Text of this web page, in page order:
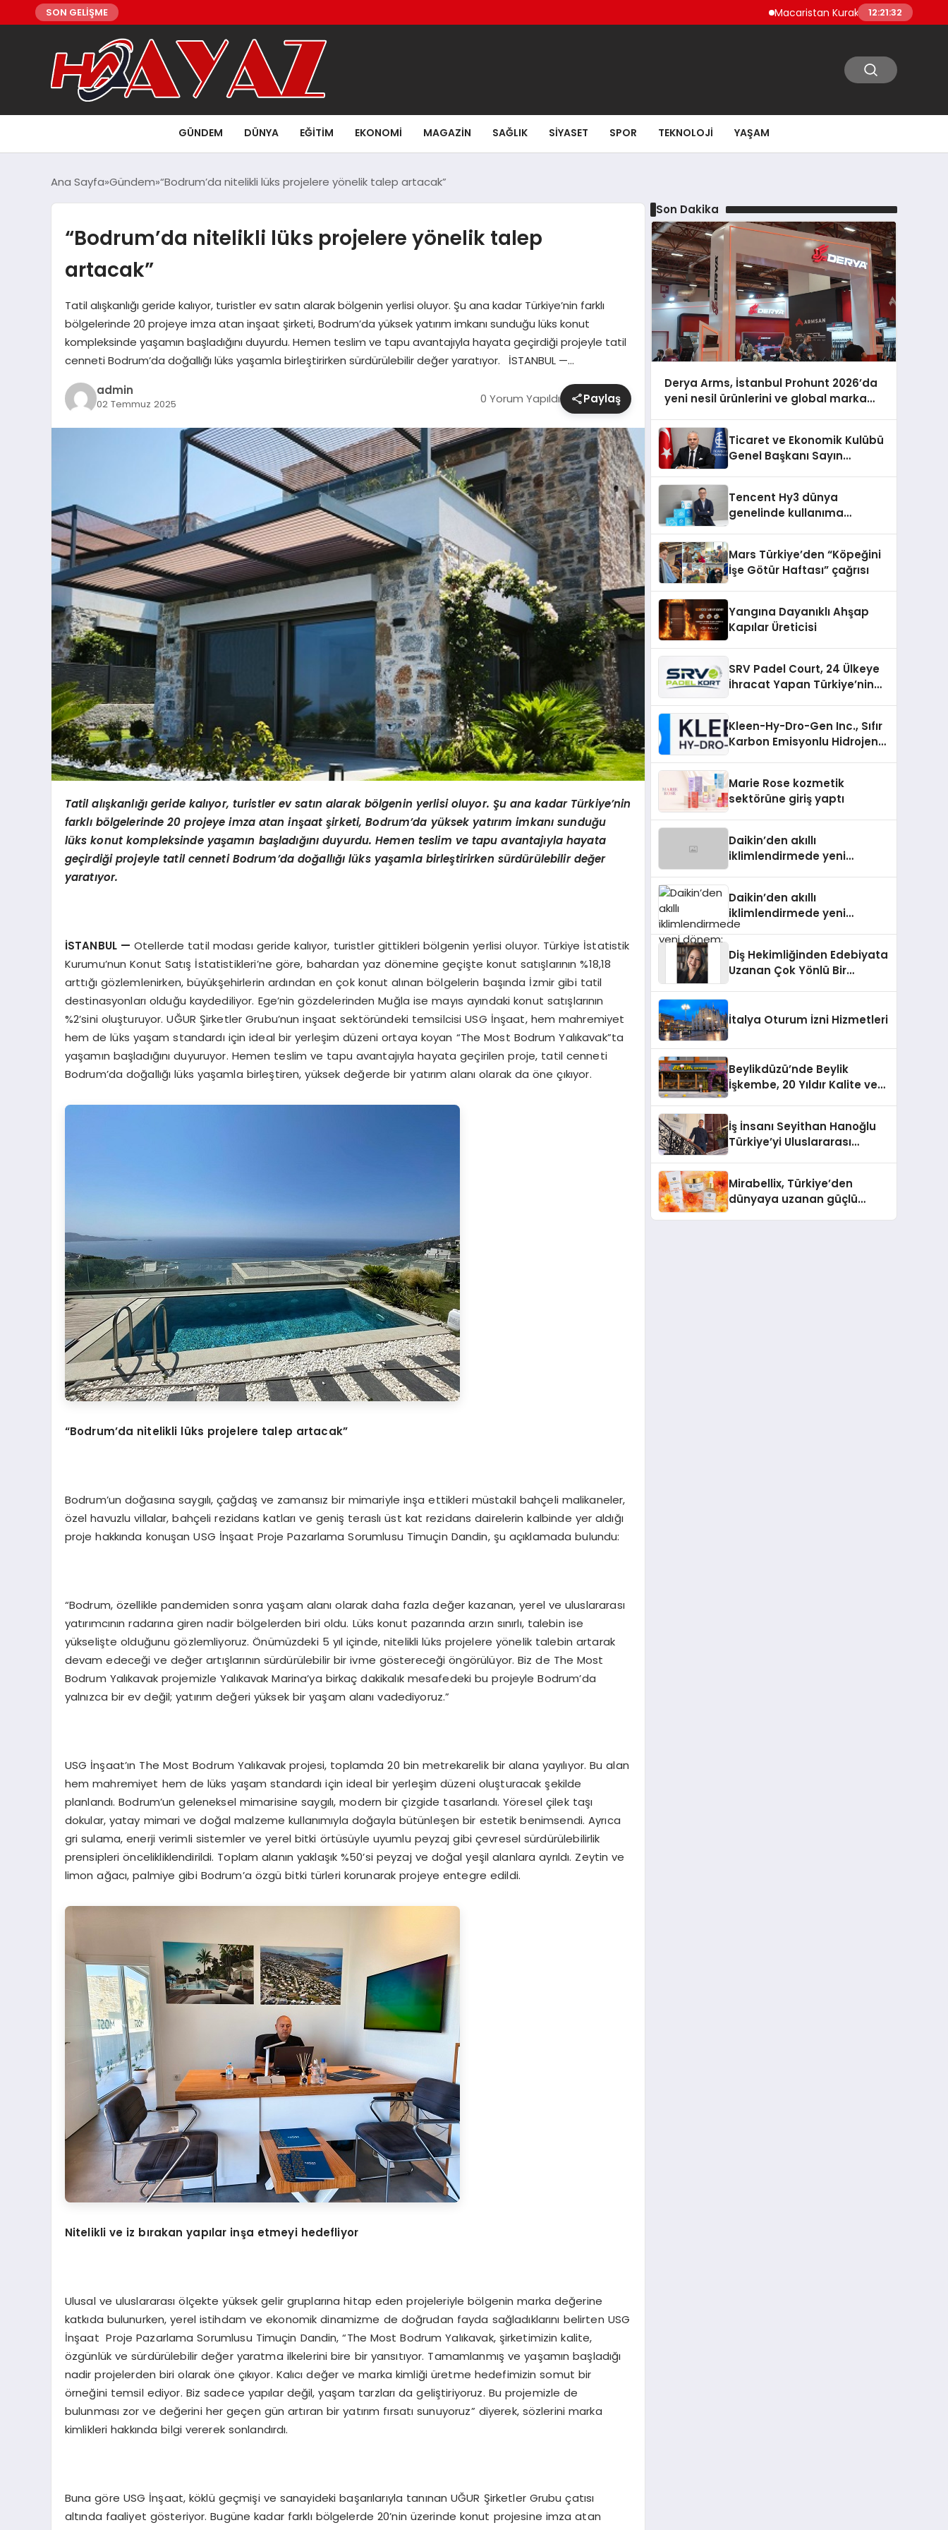
SON GELİŞME Macaristan Kuraklık Nedeniyle Paks Nükleer
12:21:34
GÜNDEM DÜNYA EĞITIM EKONOMI MAGAZIN SAĞLIK SIYASET SPOR TEKNOLOJI YAŞAM
Ana Sayfa Gündem “Bodrum’da nitelikli lüks projelere yönelik talep artacak”
“Bodrum’da nitelikli lüks projelere yönelik talep
artacak”
Tatil alışkanlığı geride kalıyor, turistler ev satın alarak bölgenin yerlisi oluyor. Şu ana kadar Türkiye’nin farklı
bölgelerinde 20 projeye imza atan inşaat şirketi, Bodrum’da yüksek yatırım imkanı sunduğu lüks konut
kompleksinde yaşamın başladığını duyurdu. Hemen teslim ve tapu avantajıyla hayata geçirdiği projeyle tatil
cenneti Bodrum’da doğallığı lüks yaşamla birleştirirken sürdürülebilir değer yaratıyor. İSTANBUL —…
admin
02 Temmuz 2025 0 Yorum Yapıldı Paylaş
Tatil alışkanlığı geride kalıyor, turistler ev satın alarak bölgenin yerlisi oluyor. Şu ana kadar Türkiye’nin
farklı bölgelerinde 20 projeye imza atan inşaat şirketi, Bodrum’da yüksek yatırım imkanı sunduğu
lüks konut kompleksinde yaşamın başladığını duyurdu. Hemen teslim ve tapu avantajıyla hayata
geçirdiği projeyle tatil cenneti Bodrum’da doğallığı lüks yaşamla birleştirirken sürdürülebilir değer
yaratıyor.
İSTANBUL — Otellerde tatil modası geride kalıyor, turistler gittikleri bölgenin yerlisi oluyor. Türkiye İstatistik
Kurumu’nun Konut Satış İstatistikleri’ne göre, bahardan yaz dönemine geçişte konut satışlarının %18,18
arttığı gözlemlenirken, büyükşehirlerin ardından en çok konut alınan bölgelerin başında İzmir gibi tatil
destinasyonları olduğu kaydediliyor. Ege’nin gözdelerinden Muğla ise mayıs ayındaki konut satışlarının
%2’sini oluşturuyor. UĞUR Şirketler Grubu’nun inşaat sektöründeki temsilcisi USG İnşaat, hem mahremiyet
hem de lüks yaşam standardı için ideal bir yerleşim düzeni ortaya koyan “The Most Bodrum Yalıkavak”ta
yaşamın başladığını duyuruyor. Hemen teslim ve tapu avantajıyla hayata geçirilen proje, tatil cenneti
Bodrum’da doğallığı lüks yaşamla birleştiren, yüksek değerde bir yatırım alanı olarak da öne çıkıyor.
“Bodrum’da nitelikli lüks projelere talep artacak”
Bodrum’un doğasına saygılı, çağdaş ve zamansız bir mimariyle inşa ettikleri müstakil bahçeli malikaneler,
özel havuzlu villalar, bahçeli rezidans katları ve geniş teraslı üst kat rezidans dairelerin kalbinde yer aldığı
proje hakkında konuşan USG İnşaat Proje Pazarlama Sorumlusu Timuçin Dandin, şu açıklamada bulundu:
“Bodrum, özellikle pandemiden sonra yaşam alanı olarak daha fazla değer kazanan, yerel ve uluslararası
yatırımcının radarına giren nadir bölgelerden biri oldu. Lüks konut pazarında arzın sınırlı, talebin ise
yükselişte olduğunu gözlemliyoruz. Önümüzdeki 5 yıl içinde, nitelikli lüks projelere yönelik talebin artarak
devam edeceği ve değer artışlarının sürdürülebilir bir ivme göstereceği öngörülüyor. Biz de The Most
Bodrum Yalıkavak projemizle Yalıkavak Marina’ya birkaç dakikalık mesafedeki bu projeyle Bodrum’da
yalnızca bir ev değil; yatırım değeri yüksek bir yaşam alanı vadediyoruz.”
USG İnşaat’ın The Most Bodrum Yalıkavak projesi, toplamda 20 bin metrekarelik bir alana yayılıyor. Bu alan
hem mahremiyet hem de lüks yaşam standardı için ideal bir yerleşim düzeni oluşturacak şekilde
planlandı. Bodrum’un geleneksel mimarisine saygılı, modern bir çizgide tasarlandı. Yöresel çilek taşı
dokular, yatay mimari ve doğal malzeme kullanımıyla doğayla bütünleşen bir estetik benimsendi. Ayrıca
gri sulama, enerji verimli sistemler ve yerel bitki örtüsüyle uyumlu peyzaj gibi çevresel sürdürülebilirlik
prensipleri öncelikliklendirildi. Toplam alanın yaklaşık %50’si peyzaj ve doğal yeşil alanlara ayrıldı. Zeytin ve
limon ağacı, palmiye gibi Bodrum’a özgü bitki türleri korunarak projeye entegre edildi.
Nitelikli ve iz bırakan yapılar inşa etmeyi hedefliyor
Ulusal ve uluslararası ölçekte yüksek gelir gruplarına hitap eden projeleriyle bölgenin marka değerine
katkıda bulunurken, yerel istihdam ve ekonomik dinamizme de doğrudan fayda sağladıklarını belirten USG
İnşaat Proje Pazarlama Sorumlusu Timuçin Dandin, “The Most Bodrum Yalıkavak, şirketimizin kalite,
özgünlük ve sürdürülebilir değer yaratma ilkelerini bire bir yansıtıyor. Tamamlanmış ve yaşamın başladığı
nadir projelerden biri olarak öne çıkıyor. Kalıcı değer ve marka kimliği üretme hedefimizin somut bir
örneğini temsil ediyor. Biz sadece yapılar değil, yaşam tarzları da geliştiriyoruz. Bu projemizle de
bulunması zor ve değerini her geçen gün artıran bir yatırım fırsatı sunuyoruz” diyerek, sözlerini marka
kimlikleri hakkında bilgi vererek sonlandırdı.
Buna göre USG İnşaat, köklü geçmişi ve sanayideki başarılarıyla tanınan UĞUR Şirketler Grubu çatısı
altında faaliyet gösteriyor. Bugüne kadar farklı bölgelerde 20’nin üzerinde konut projesine imza atan
Son Dakika
Derya Arms, İstanbul Prohunt 2026’da
yeni nesil ürünlerini ve global marka
Ticaret ve Ekonomik Kulübü
Genel Başkanı Sayın
şunları kaydetti:
Tencent Hy3 dünya
genelinde kullanıma
Mars Türkiye’den “Köpeğini
İşe Götür Haftası” çağrısı
Yangına Dayanıklı Ahşap
Kapılar Üreticisi
SRV Padel Court, 24 Ülkeye
İhracat Yapan Türkiye’nin
Kleen-Hy-Dro-Gen Inc., Sıfır
Karbon Emisyonlu Hidrojen
Aldı
Marie Rose kozmetik
sektörüne giriş yaptı
Daikin’den akıllı
iklimlendirmede yeni
Daikin’den akıllı
iklimlendirmede yeni
dönem: Madoka Plus
Diş Hekimliğinden Edebiyata
Uzanan Çok Yönlü Bir
İtalya Oturum İzni Hizmetleri
Beylikdüzü’nde Beylik
İşkembe, 20 Yıldır Kalite ve
İş İnsanı Seyithan Hanoğlu
Türkiye’yi Uluslararası
Mirabellix, Türkiye’den
dünyaya uzanan güçlü